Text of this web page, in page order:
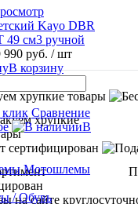
Kayo DBR
49 см3 ручной
990 руб. / шт
В корзину
Сравнение
В
Мотошлемы
хрупкие